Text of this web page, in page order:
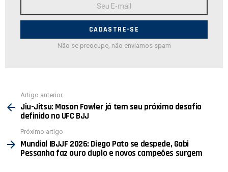
E-
Não se preocupe, não enviamos spam
mais
Artigo anterior
Jiu-Jitsu: Mason Fowler já tem seu próximo desafio
definido no UFC BJJ
Próximo artigo
Mundial IBJJF 2026: Diego Pato se despede, Gabi
Pessanha faz ouro duplo e novos campeões surgem